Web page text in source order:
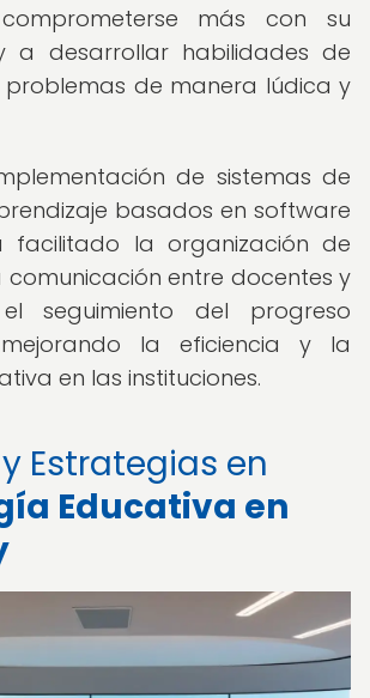
más con su
a desarrollar habilidades de
problemas de manera lúdica y
de sistemas de
basados en software
facilitado la organización de
comunicación entre docentes y
seguimiento del progreso
la eficiencia y la
en las instituciones.
Estrategias en
Educativa en